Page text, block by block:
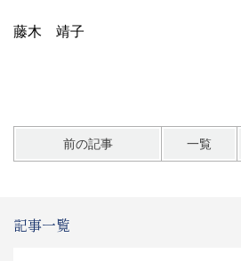
藤木 靖子
前の記事 一覧
記事一覧